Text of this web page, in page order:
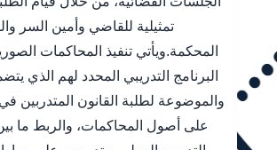
تمثيلية للقاضي وأمين السر
المحكمة.ويأتي تنفيذ المحاكمات
البرنامج التدريبي المحدد لهم الذي
والموضوعة لطلبة القانون المتدربين
على أصول المحاكمات، والربط ما